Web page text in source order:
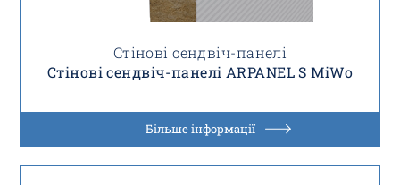
Стінові сендвіч-панелі
Стінові сендвіч-панелі ARPANEL S MiWo
Більше інформації